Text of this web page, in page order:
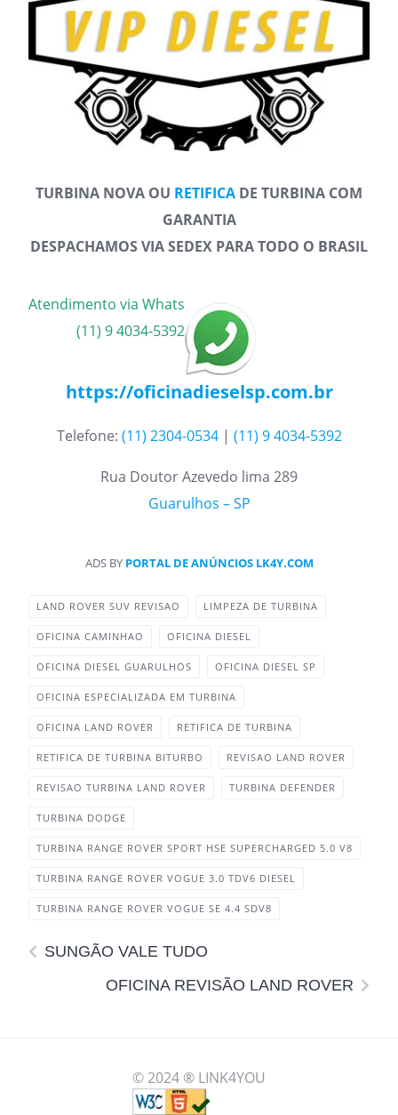
TURBINA NOVA OU RETIFICA DE TURBINA COM
GARANTIA
DESPACHAMOS VIA SEDEX PARA TODO O BRASIL
Atendimento via Whats
(11) 9 4034-5392
https://oficinadieselsp.com.br
Telefone: (11) 2304-0534| (11) 9 4034-5392
Rua Doutor Azevedo lima 289
Guarulhos – SP
ADS BY PORTAL DE ANÚNCIOS LK4Y.COM
LAND ROVER SUV REVISAO LIMPEZA DE TURBINA
OFICINA CAMINHAO OFICINA DIESEL
OFICINA DIESEL GUARULHOS OFICINA DIESEL SP
OFICINA ESPECIALIZADA EM TURBINA
OFICINA LAND ROVER RETIFICA DE TURBINA
RETIFICA DE TURBINA BITURBO REVISAO LAND ROVER
REVISAO TURBINA LAND ROVER TURBINA DEFENDER
TURBINA DODGE
TURBINA RANGE ROVER SPORT HSE SUPERCHARGED 5.0 V8
TURBINA RANGE ROVER VOGUE 3.0 TDV6 DIESEL
TURBINA RANGE ROVER VOGUE SE 4.4 SDV8
SUNGÃO VALE TUDO
OFICINA REVISÃO LAND ROVER
© 2024 ® LINK4YOU